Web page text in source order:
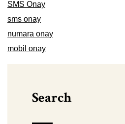
SMS Onay
sms onay
numara onay
mobil onay
Search